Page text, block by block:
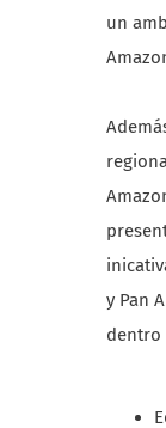
un
y Pan
dentro